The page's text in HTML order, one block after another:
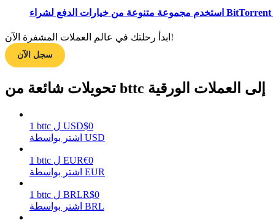
مرشد
دليل المبتدئين للعقود الآجلة
استراتيجيات التداول
ابدأ رحلتك في عالم العملات المشفرة الآن!
سجل الآن
تحويلات شائعة من bttc إلى العملات الورقية
1 bttc ل USD$0
اشتر بواسطة USD
1 bttc ل EUR€0
اشتر بواسطة EUR
1 bttc ل BRLR$0
اشتر بواسطة BRL